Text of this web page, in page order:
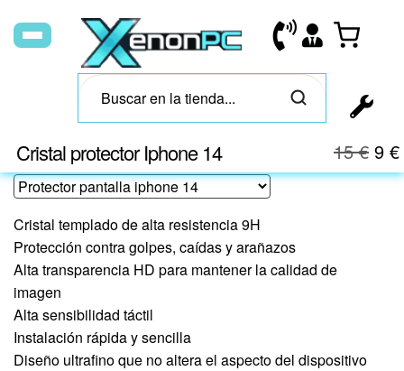
Cristal protector Iphone 14 15€ 9 €
Cristal templado de alta resistencia 9H
Protección contra golpes, caídas y arañazos
Alta transparencia HD para mantener la calidad de
imagen
Alta sensibilidad táctil
Instalación rápida y sencilla
Diseño ultrafino que no altera el aspecto del dispositivo